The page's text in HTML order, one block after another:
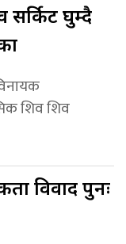
सर्किट घुम्दै
शिव शिव
विवाद पुनः